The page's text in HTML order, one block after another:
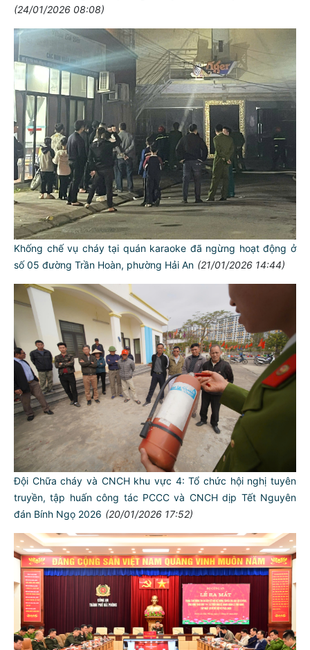
(24/01/2026 08:08)
Khống chế vụ cháy tại quán karaoke đã ngừng hoạt động ở
số 05 đường Trần Hoàn, phường Hải An (21/01/2026 14:44)
Đội Chữa cháy và CNCH khu vực 4: Tổ chức hội nghị tuyên
truyền, tập huấn công tác PCCC và CNCH dịp Tết Nguyên
đán Bính Ngọ 2026 (20/01/2026 17:52)
TƯ CÁCH
NGƯỜI CÔNG AN CÁCH MỆNH LÀ:
Đối với tự mình, phải
CẦN, KIỆM, LIÊM, CHÍNH
Đối với đồng sự, phải
THÂN ÁI GIÚP ĐỠ